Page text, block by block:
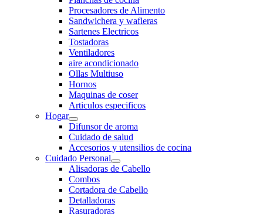
Procesadores de Alimento
Sandwichera y wafleras
Sartenes Electricos
Tostadoras
Ventiladores
aire acondicionado
Ollas Multiuso
Hornos
Maquinas de coser
Articulos especificos
Hogar
Difunsor de aroma
Cuidado de salud
Accesorios y utensilios de cocina
Cuidado Personal
Alisadoras de Cabello
Combos
Cortadora de Cabello
Detalladoras
Rasuradoras